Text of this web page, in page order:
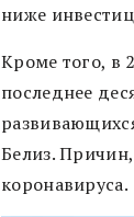
ниже
Кроме того, в
последнее
Белиз.
коронавируса.